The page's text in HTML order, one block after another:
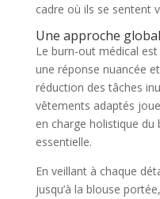
cadre où ils se sentent
Une approche
Le burn-out médical
une réponse nuancée
réduction des tâches
vêtements adaptés
en charge holistique
essentielle.
En veillant à chaque
jusqu’à la blouse